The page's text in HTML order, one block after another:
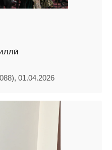
01.04.2026